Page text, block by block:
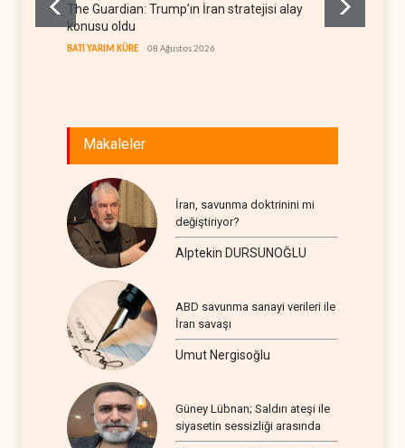
The Guardian: Trump’ın İran stratejisi alay
konusu oldu
BATI YARIM KÜRE 08 Ağustos 2026
Makaleler
İran, savunma doktrinini mi
değiştiriyor?
Alptekin DURSUNOĞLU
ABD savunma sanayi verileri ile
İran savaşı
Umut Nergisoğlu
Güney Lübnan; Saldırı ateşi ile
siyasetin sessizliği arasında